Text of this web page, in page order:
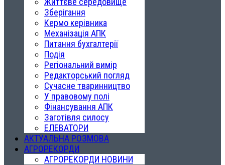
Зберігання
Кермо керівника
Механізація АПК
Питання бухгалтерії
Подія
Регіональний вимір
Редакторський погляд
Сучасне тваринництво
У правовому полі
Фінансування АПК
Заготівля силосу
ЕЛЕВАТОРИ
АКТУАЛЬНА РОЗМОВА
АГРОРЕКОРДИ
АГРОРЕКОРДИ НОВИНИ